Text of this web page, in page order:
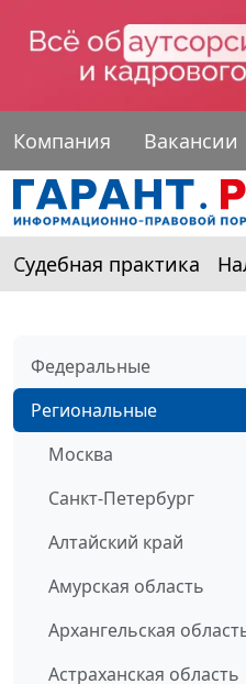
Компания Вакансии
Судебная практика
Федеральные
Региональные
Москва
Санкт-Петербург
Алтайский край
Амурская область
Архангельская
Астраханская область